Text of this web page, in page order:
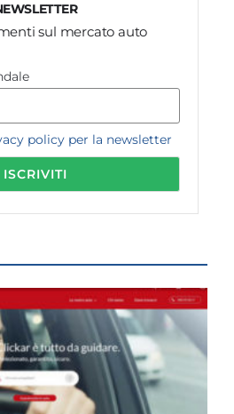
sul mercato auto
policy per la newsletter